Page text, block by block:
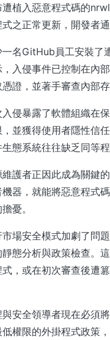
遭植入惡意程式碼的
之正常更新，開發者
一名GitHub員工安裝了
，入侵事件已控制在內
證，並著手審查內部存
入侵暴露了軟體組織在
，並獲得使用者隱性信
態系統往往缺乏同等程
維護者正因此成為關鍵
機器，就能將惡意程式
憂。
市場安全模式加劇了問
靜態分析與政策檢查。
式，或在初次審查後遭
與安全領導者現在必須
低權限的外掛程式政策